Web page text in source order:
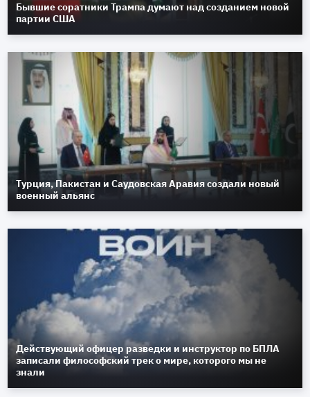
Бывшие соратники Трампа думают над созданием новой
партии США
Турция, Пакистан и Саудовская Аравия создали новый
военный альянс
Действующий офицер разведки и инструктор по БПЛА
записали философский трек о мире, которого мы не
знали